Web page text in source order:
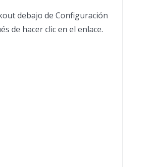
debajo de Configuración
de hacer clic en el enlace.